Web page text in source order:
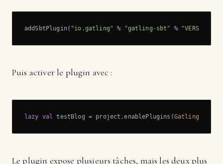
addSbtPlugin( "io.gatling" % "gatling-sbt" % "VERSION"
Puis activer le plugin avec :
lazy val testBlog = project.enablePlugins(GatlingPlugin
Le plugin expose plusieurs tâches, mais les deux plus